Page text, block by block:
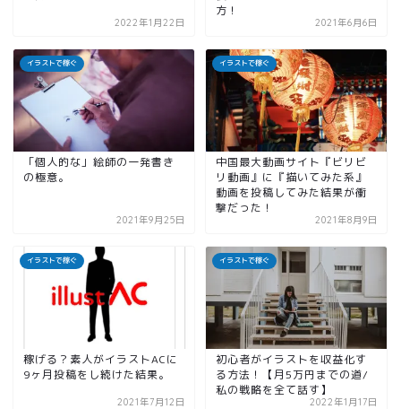
2022年1月22日
方！
2021年6月6日
イラストで稼ぐ
「個人的な」絵師の一発書き
の極意。
2021年9月25日
イラストで稼ぐ
中国最大動画サイト『ビリビ
リ動画』に『描いてみた系』
動画を投稿してみた結果が衝
撃だった！
2021年8月9日
イラストで稼ぐ
稼げる？素人がイラストACに
9ヶ月投稿をし続けた結果。
2021年7月12日
イラストで稼ぐ
初心者がイラストを収益化す
る方法！【月5万円までの道/
私の戦略を全て話す】
2022年1月17日